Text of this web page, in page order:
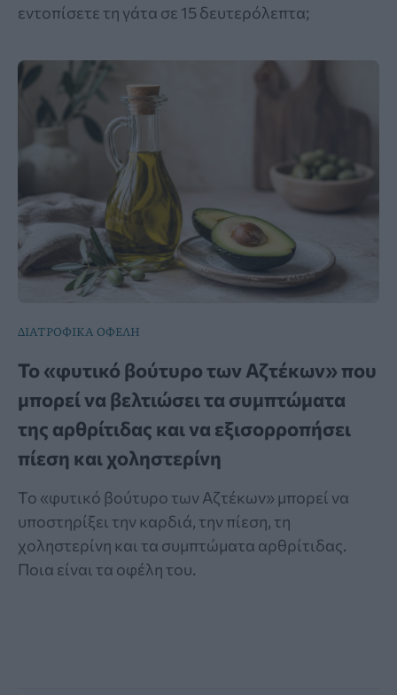
εντοπίσετε τη γάτα σε 15 δευτερόλεπτα;
ΔΙΑΤΡΟΦΙΚΑ ΟΦΕΛΗ
Το «φυτικό βούτυρο των Αζτέκων» που
μπορεί να βελτιώσει τα συμπτώματα
της αρθρίτιδας και να εξισορροπήσει
πίεση και χοληστερίνη
Το «φυτικό βούτυρο των Αζτέκων» μπορεί να
υποστηρίξει την καρδιά, την πίεση, τη
χοληστερίνη και τα συμπτώματα αρθρίτιδας.
Ποια είναι τα οφέλη του.